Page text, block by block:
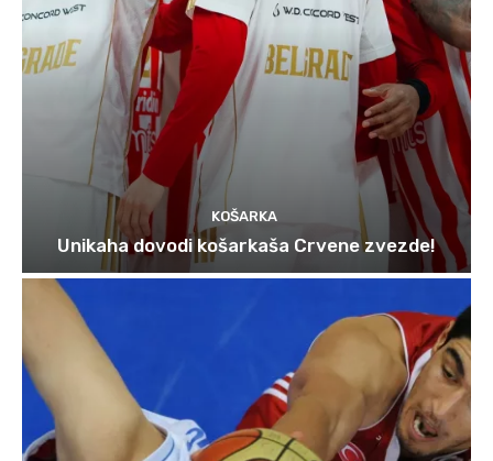
KOŠARKA
Unikaha dovodi košarkaša Crvene zvezde!